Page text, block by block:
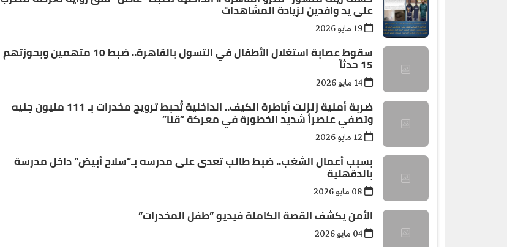
على يد وافدين لزيادة المشاهدات
سقوط عصابة استغلال الأطفال في التسول بالقاهرة.. ضبط 10 متهمين وبحوزتهم
15 حدثاً
ضربة أمنية زلزلت أباطرة الكيف.. الداخلية تُحبط ترويج مخدرات بـ 111 مليون جنيه
وتصفي عنصراً شديد الخطورة في معركة ”قنا”
بسبب أعمال الشغب.. ضبط طالب تعدى على مدرسه بـ”سلاح أبيض” داخل مدرسة
بالدقهلية
الأمن يكشف القصة الكاملة فيديو ”طفل المخدرات”